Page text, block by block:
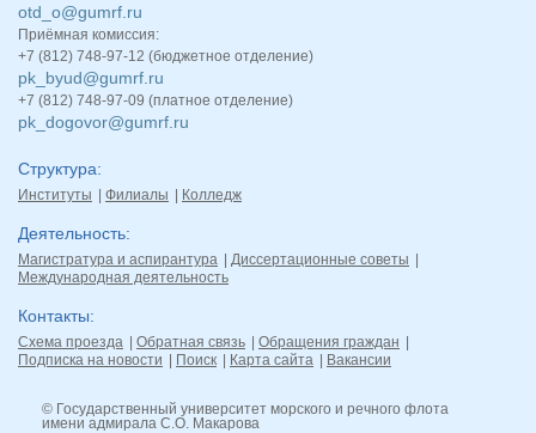
otd_o@gumrf.ru
Приёмная комиссия:
+7 (812) 748-97-12 (бюджетное отделение)
pk_byud@gumrf.ru
+7 (812) 748-97-09 (платное отделение)
pk_dogovor@gumrf.ru
Структура
Институты Филиалы Колледж
Деятельность
Магистратура и аспирантура
Диссертационные советы
Международная деятельность
Контакты
Схема проезда Обратная связь
Обращения граждан
Подписка на новости
Поиск Карта сайта Вакансии
© Государственный университет морского и речного флота
имени адмирала С.О. Макарова